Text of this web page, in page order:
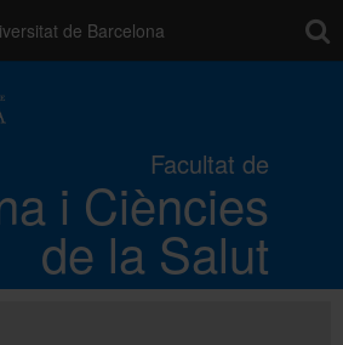
de Barcelona
Facultat de
i Ciències
de la Salut
Els campus
Docència